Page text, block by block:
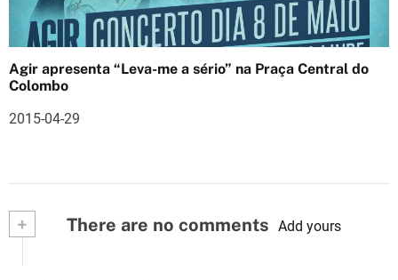
Agir apresenta “Leva-me a sério” na Praça Central do
Colombo
2015-04-29
+ There are no comments Add yours